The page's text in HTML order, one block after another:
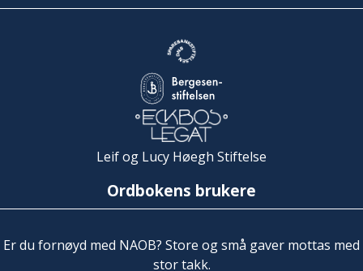
Leif og Lucy Høegh Stiftelse
Ordbokens brukere
Er du fornøyd med NAOB? Store og små gaver mottas med
stor takk.